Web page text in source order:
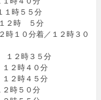
５分
５分
／１２時３０
分
０分
５分
０分